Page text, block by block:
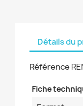
Détails du
Référence
Fiche